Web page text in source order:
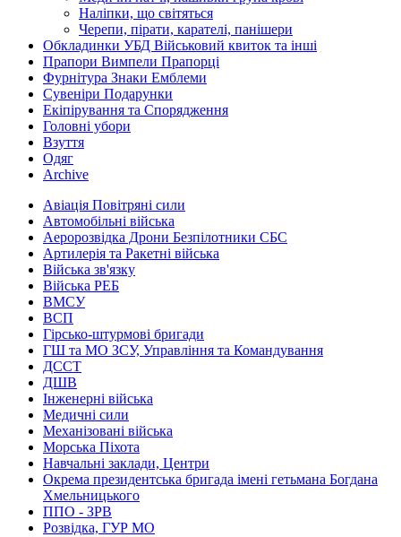
Наліпки, що світяться
Черепи, пірати, карателі, панішери
Обкладинки УБД Військовий квиток та інші
Прапори Вимпели Прапорці
Фурнітура Знаки Емблеми
Сувеніри Подарунки
Екіпірування та Спорядження
Головні убори
Взуття
Одяг
Archive
Авіація Повітряні сили
Автомобільні війська
Аеророзвідка Дрони Безпілотники СБС
Артилерія та Ракетні війська
Війська зв'язку
Війська РЕБ
ВМСУ
ВСП
Гірсько-штурмові бригади
ГШ та МО ЗСУ, Управління та Командування
ДССТ
ДШВ
Інженерні війська
Медичні сили
Механізовані війська
Морська Піхота
Навчальні заклади, Центри
Окрема президентська бригада імені гетьмана Богдана
Хмельницького
ППО - ЗРВ
Розвідка, ГУР МО